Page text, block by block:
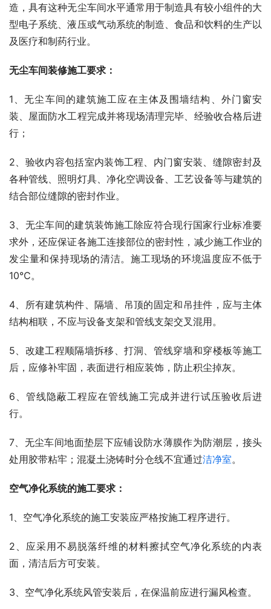
造，具有这种无尘车间水平通常用于制造具有较小组件的大
型电子系统、液压或气动系统的制造、食品和饮料的生产以
及医疗和制药行业。
无尘车间装修施工要求：
1、无尘车间的建筑施工应在主体及围墙结构、外门窗安
装、屋面防水工程完成并将现场清理完毕、经验收合格后进
行；
2、验收内容包括室内装饰工程、内门窗安装、缝隙密封及
各种管线、照明灯具、净化空调设备、工艺设备等与建筑的
结合部位缝隙的密封作业。
3、无尘车间的建筑装饰施工除应符合现行国家行业标准要
求外，还应保证各施工连接部位的密封性，减少施工作业的
发尘量和保持现场的清洁。施工现场的环境温度应不低于
10℃。
4、所有建筑构件、隔墙、吊顶的固定和吊挂件，应与主体
结构相联，不应与设备支架和管线支架交叉混用。
5、改建工程顺隔墙拆移、打洞、管线穿墙和穿楼板等施工
后，应修补牢固，表面进行相应装饰，防止积尘掉灰。
6、管线隐蔽工程应在管线施工完成并进行试压验收后进
行。
7、无尘车间地面垫层下应铺设防水薄膜作为防潮层，接头
处用胶带粘牢；混凝土浇铸时分仓线不宜通过洁净室。
空气净化系统的施工要求：
1、空气净化系统的施工安装应严格按施工程序进行。
2、应采用不易脱落纤维的材料擦拭空气净化系统的内表
面，清洁后方可安装。
3、空气净化系统风管安装后，在保温前应进行漏风检查。